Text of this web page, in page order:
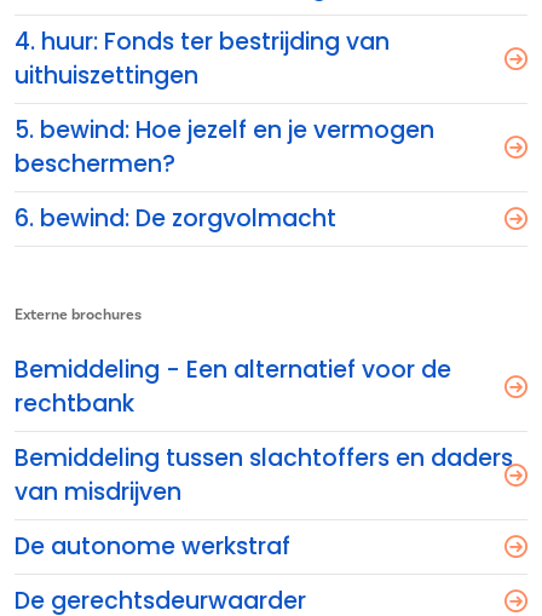
4. huur: Fonds ter bestrijding van
uithuiszettingen
5. bewind: Hoe jezelf en je vermogen
beschermen?
6. bewind: De zorgvolmacht
Externe brochures
Bemiddeling - Een alternatief voor de
rechtbank
Bemiddeling tussen slachtoffers en daders
van misdrijven
De autonome werkstraf
De gerechtsdeurwaarder